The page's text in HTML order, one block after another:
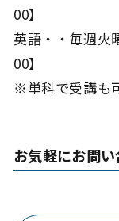
英語・・毎週火
※単科で受講も
お気軽にお問い